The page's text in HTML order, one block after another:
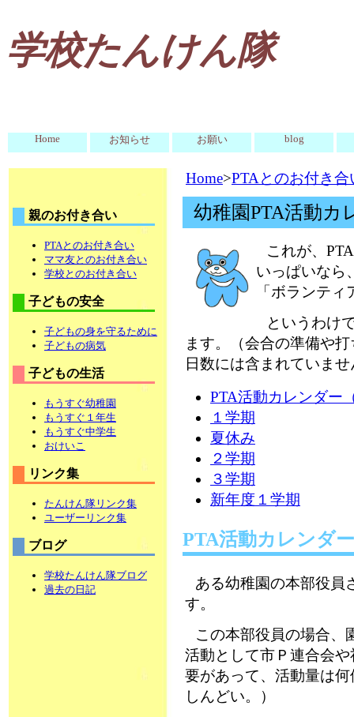
学校たんけん隊
Home お知らせ お願い blog
親のお付き合い
PTAとのお付き合い
ママ友とのお付き合い
学校とのお付き合い
子どもの安全
子どもの身を守るために
子どもの病気
子どもの生活
もうすぐ幼稚園
もうすぐ１年生
もうすぐ中学生
おけいこ
リンク集
たんけん隊リンク集
ユーザーリンク集
ブログ
学校たんけん隊ブログ
過去の日記
Home>PTAとのお付き合
幼稚園PTA活動カ
これが、
いっぱいなら
「ボランテ
というわけ
ます。（会合の準備や
日数には含まれていま
PTA活動カレンダー
１学期
夏休み
２学期
３学期
新年度１学期
PTA活動カレンダ
ある幼稚園の本部役員
す。
この本部役員の場合、
活動として市Ｐ連合会
要があって、活動量は
しんどい。）